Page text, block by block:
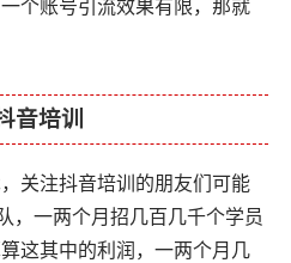
个账号引流效果有限，那就
音培训
关注抖音培训的朋友们可能
，一两个月招几百几千个学员
这其中的利润，一两个月几